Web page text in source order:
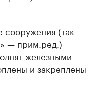
(так
— прим.ред.)
железными
и закреплены